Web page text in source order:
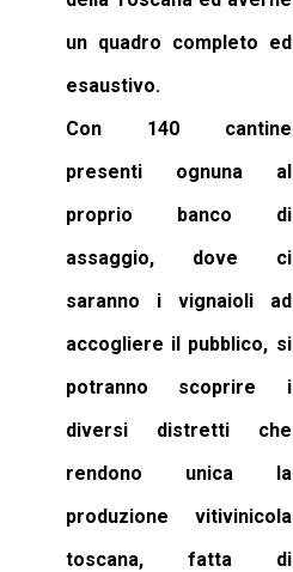
un quadro completo ed
esaustivo.
Con 140 cantine
presenti ognuna al
proprio banco di
assaggio, dove ci
saranno i vignaioli ad
accogliere il pubblico, si
potranno scoprire i
diversi distretti che
rendono unica la
produzione vitivinicola
toscana, fatta di